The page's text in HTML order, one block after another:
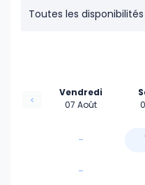
Toutes les disponibilités
Vendredi
07 Août
-
-